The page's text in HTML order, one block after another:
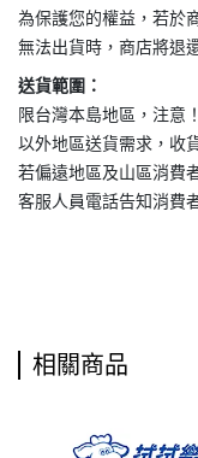
為保護您的權益，若於
無法出貨時，商店將退
送貨範圍：
限台灣本島地區，注意
以外地區送貨需求，收
若偏遠地區及山區消費
客服人員電話告知消費
相關商品